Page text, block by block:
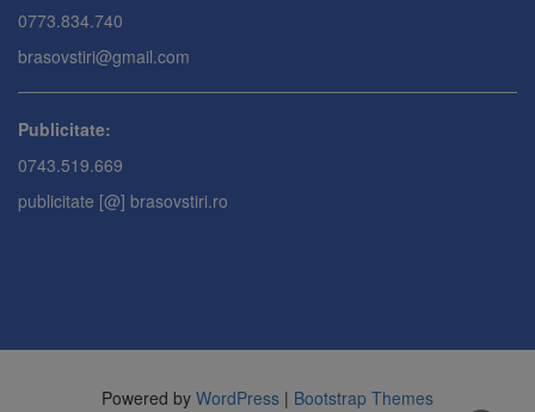
0773.834.740
brasovstiri@gmail.com
Publicitate:
0743.519.669
publicitate [@] brasovstiri.ro
Powered by WordPress | Bootstrap Themes